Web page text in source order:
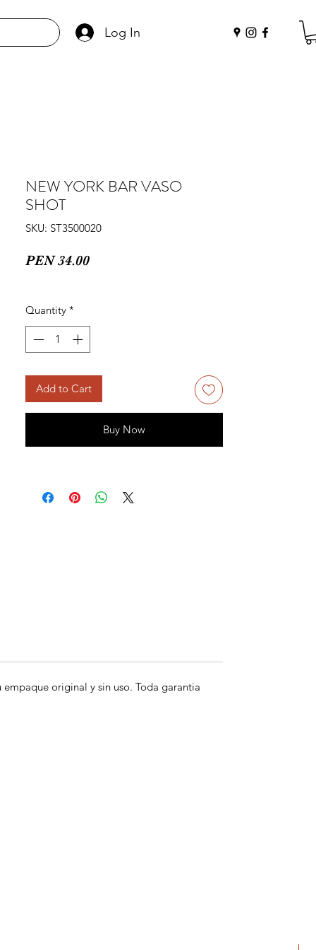
Log In
NEW YORK BAR VASO
SHOT
SKU: ST3500020
PEN 34.00Price
Quantity *
Add to Cart
Buy Now
original y sin uso. Toda garantia